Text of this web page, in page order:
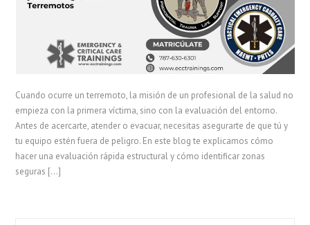
Cuando ocurre un terremoto, la misión de un profesional de la salud no
empieza con la primera víctima, sino con la evaluación del entorno.
Antes de acercarte, atender o evacuar, necesitas asegurarte de que tú y
tu equipo estén fuera de peligro. En este blog te explicamos cómo
hacer una evaluación rápida estructural y cómo identificar zonas
seguras […]